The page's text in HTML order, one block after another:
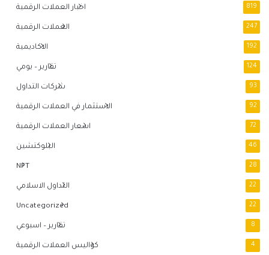
اخبار العملات الرقمية 819
العملات الرقمية 247
الاكاديمية 192
تقارير – يومي 124
شركات التداول 93
الاستثمار في العملات الرقمية 92
اسعار العملات الرقمية 72
البلوكتشين 46
NFT 28
التداول الاسلامي 22
Uncategorized 22
تقارير – اسبوعي 8
كواليس العملات الرقمية 4